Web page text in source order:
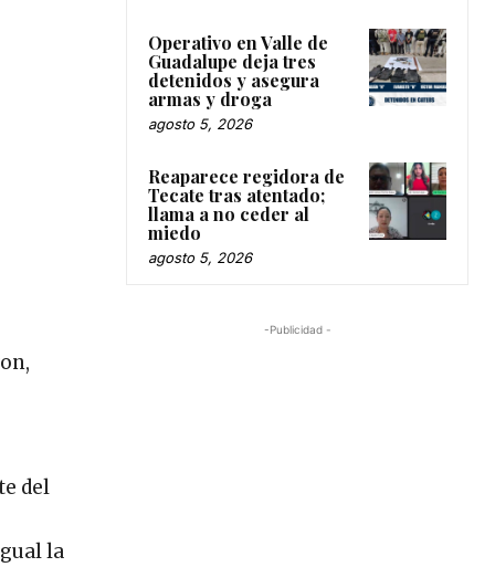
del
la
Operativo en Valle de
Guadalupe deja tres
detenidos y asegura
armas y droga
agosto 5, 2026
Reaparece regidora de
Tecate tras atentado;
llama a no ceder al
miedo
agosto 5, 2026
-Publicidad -